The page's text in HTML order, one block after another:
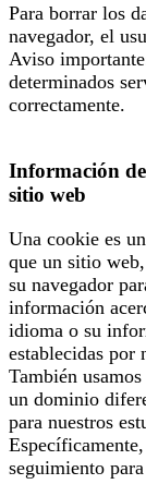
Para borrar los
navegador, el
Aviso
determinados
correctamente.
Información
sitio web
Una cookie es
que un sitio
su navegador
información
idioma o su
establecidas por
También
un dominio
para nuestros
seguimiento